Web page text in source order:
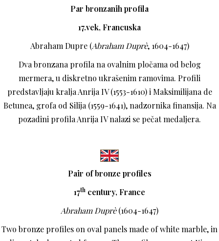
Par bronzanih profila
17.vek, Francuska
Abraham Dupre (Abraham Duprè, 1604-1647)
Dva bronzana profila na ovalnim pločama od belog
mermera, u diskretno ukrašenim ramovima. Profili
predstavljaju kralja Anrija IV (1553-1610) i Maksimilijana de
Betunea, grofa od Silija (1559-1641), nadzornika finansija. Na
pozadini profila Anrija IV nalazi se pečat medaljera.
Pair of bronze profiles
17th century, France
Abraham Duprè(1604-1647)
Two bronze profiles on oval panels made of white marble, in